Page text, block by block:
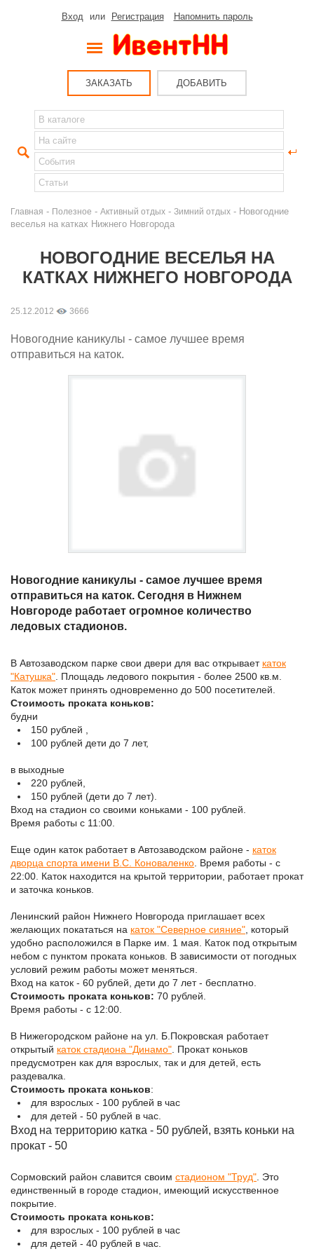
Вход или Регистрация Напомнить пароль
ЗАКАЗАТЬ ДОБАВИТЬ
Главная - Полезное - Активный отдых - Зимний отдых - Новогодние
веселья на катках Нижнего Новгорода
НОВОГОДНИЕ ВЕСЕЛЬЯ НА
КАТКАХ НИЖНЕГО НОВГОРОДА
25.12.2012 3666
Новогодние каникулы - самое лучшее время
отправиться на каток.
Новогодние каникулы - самое лучшее время
отправиться на каток. Сегодня в Нижнем
Новгороде работает огромное количество
ледовых стадионов.
В Автозаводском парке свои двери для вас открывает каток
"Катушка" . Площадь ледового покрытия - более 2500 кв.м.
Каток может принять одновременно до 500 посетителей.
Стоимость проката коньков:
будни
150 рублей ,
100 рублей дети до 7 лет,
в выходные
220 рублей,
150 рублей (дети до 7 лет).
Вход на стадион со своими коньками - 100 рублей.
Время работы с 11:00.
Еще один каток работает в Автозаводском районе - каток
дворца спорта имени В.С. Коноваленко . Время работы - с
22:00. Каток находится на крытой территории, работает прокат
и заточка коньков.
Ленинский район Нижнего Новгорода приглашает всех
желающих покататься на каток "Северное сияние" , который
удобно расположился в Парке им. 1 мая. Каток под открытым
небом с пунктом проката коньков. В зависимости от погодных
условий режим работы может меняться.
Вход на каток - 60 рублей, дети до 7 лет - бесплатно.
Стоимость проката коньков: 70 рублей.
Время работы - с 12:00.
В Нижегородском районе на ул. Б.Покровская работает
открытый каток стадиона "Динамо" Прокат коньков
предусмотрен как для взрослых, так и для детей, есть
раздевалка.
Стоимость проката коньков:
для взрослых - 100 рублей в час
для детей - 50 рублей в час.
Вход на территорию катка - 50 рублей, взять коньки на
прокат - 50
Сормовский район славится своим стадионом "Труд" . Это
единственный в городе стадион, имеющий искусственное
покрытие.
Стоимость проката коньков:
для взрослых - 100 рублей в час
для детей - 40 рублей в час.